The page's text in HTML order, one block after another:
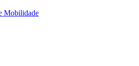
Mobilidade